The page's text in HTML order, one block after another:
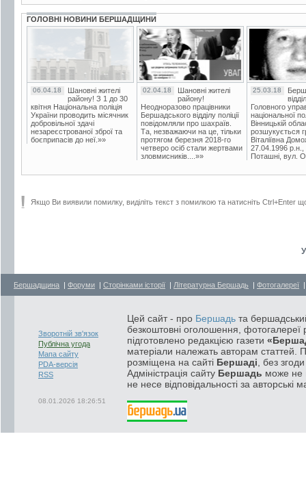
ГОЛОВНІ НОВИНИ БЕРШАДЩИНИ
06.04.18
Шановні жителі
району! З 1 до 30
квітня Національна поліція
України проводить місячник
добровільної здачі
незареєстрованої зброї та
боєприпасів до неї.»»
02.04.18
Шановні жителі
району!
Неодноразово працівники
Бершадського відділу поліції
повідомляли про шахраїв.
Та, незважаючи на це, тільки
протягом березня 2018-го
четверо осіб стали жертвами
зловмисників....»»
25.03.18
Головного
національної
Вінницькій
розшукується
Віталіївна
27.04.1996 р.н.,
Поташні, вул.
Якщо Ви виявили помилку, виділіть текст з помилкою та натисніть Ctrl+Enter
Бершадщина | Форуми | Сторінками історії | Літературна Бершадь | Фотогалереї
Зворотній зв'язок
Публічна угода
Мапа сайту
PDA-версія
RSS
08.01.2026 18:26:51
Цей сайт - про Бершадь та
безкоштовні оголошення, фотогалереї
підготовлено редакцією газети
матеріали належать авторам статтей.
розміщена на сайті Бершаді , без
Адміністрація сайту Бершадь може не
не несе відповідальності за авторські